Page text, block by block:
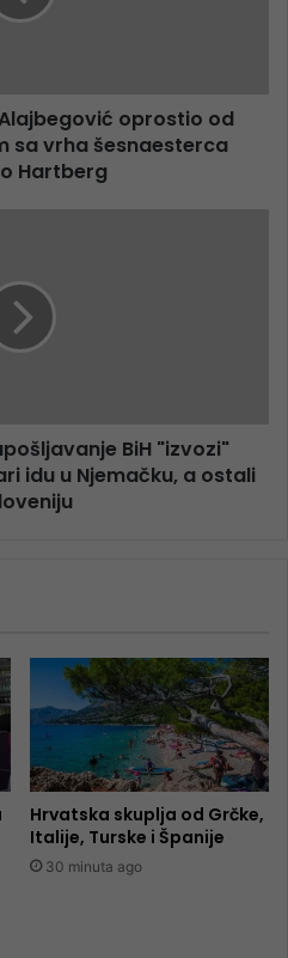
oprostio od
sa vrha šesnaesterca
Hartberg
BiH "izvozi"
idu u Njemačku, a ostali
Hrvatska skuplja od Grčke,
Italije, Turske i Španije
30 minuta ago